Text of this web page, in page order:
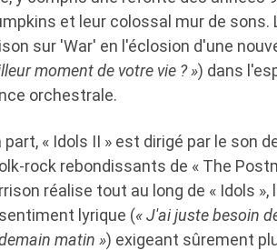
et leur colossal mur de sons.
sur 'War' en l'éclosion d'une
moment de votre vie ? ») dans
orchestrale.
part, « Idols II » est dirigé par le son
rock rebondissants de « The
réalise tout au long de « Idols
lyrique (« J'ai juste besoin
matin ») exigeant sûrement